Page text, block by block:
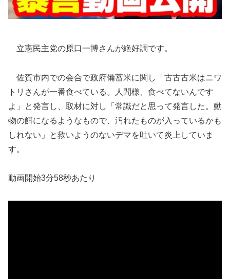
立憲民主党の原口一博さんが絶好調です。
佐賀市内での会合で政府備蓄米に関し「古古古米はニワ
トリさんが一番食べている。人間様、食べてないんです
よ」と発言し、取材に対し「常識だと思って発言した。動
物の餌になるようなもので、汚れたものが入っているかも
しれない」と救いようのないデマを吐いて炎上していま
す。
動画開始3分58秒あたり